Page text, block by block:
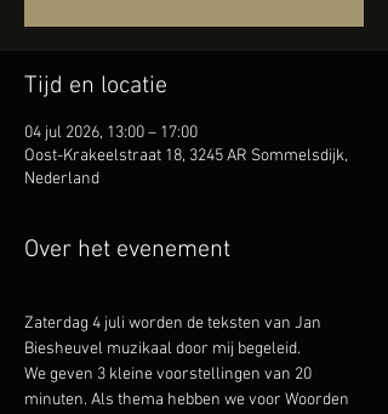
Tijd en locatie
04 jul 2026, 13:00 – 17:00
Oost-Krakeelstraat 18, 3245 AR Sommelsdijk,
Nederland
Over het evenement
Zaterdag 4 juli worden de teksten van Jan
Biesheuvel muzikaal door mij begeleid.
We geven 3 kleine voorstellingen van 20
minuten. Als thema hebben we voor Woorden